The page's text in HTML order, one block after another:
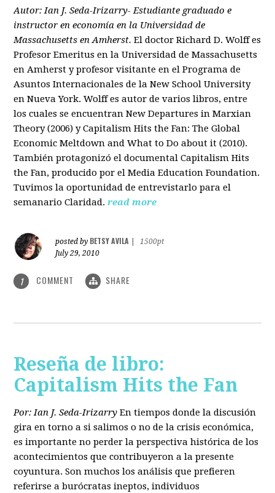
Autor: Ian J. Seda-Irizarry- Estudiante graduado e
instructor en economía en la Universidad de
Massachusetts en Amherst. El doctor Richard D. Wolff es
Profesor Emeritus en la Universidad de Massachusetts
en Amherst y profesor visitante en el Programa de
Asuntos Internacionales de la New School University
en Nueva York. Wolff es autor de varios libros, entre
los cuales se encuentran New Departures in Marxian
Theory (2006) y Capitalism Hits the Fan: The Global
Economic Meltdown and What to Do about it (2010).
También protagonizó el documental Capitalism Hits
the Fan, producido por el Media Education Foundation.
Tuvimos la oportunidad de entrevistarlo para el
semanario Claridad. read more
posted by BETSY AVILA
1500pt
July 29, 2010
1 COMMENT SHARE
Reseña de libro:
Capitalism Hits the Fan
Por: Ian J. Seda-Irizarry En tiempos donde la discusión
gira en torno a si salimos o no de la crisis económica,
es importante no perder la perspectiva histórica de los
acontecimientos que contribuyeron a la presente
coyuntura. Son muchos los análisis que prefieren
referirse a burócratas ineptos, individuos